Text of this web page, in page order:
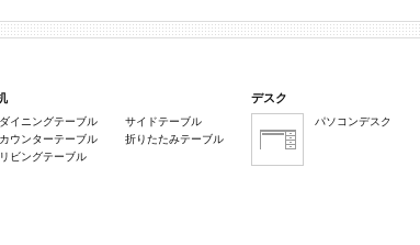
ダイニングテーブル
カウンターテーブル
リビングテーブル
サイドテーブル
折りたたみテーブル
デスク
パソコンデスク